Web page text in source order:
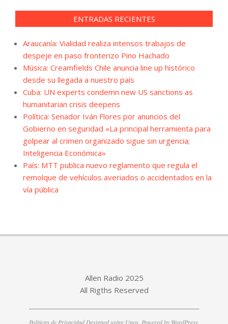
ENTRADAS RECIENTES
Araucanía: Vialidad realiza intensos trabajos de
despeje en paso fronterizo Pino Hachado
Música: Creamfields Chile anuncia line up histórico
desde su llegada a nuestro país
Cuba: UN experts condemn new US sanctions as
humanitarian crisis deepens
Política: Senador Iván Flores por anuncios del
Gobierno en seguridad «La principal herramienta para
golpear al crimen organizado sigue sin urgencia;
Inteligencia Económica»
País: MTT publica nuevo reglamento que regula el
remolque de vehículos averiados o accidentados en la
vía pública
Allen Radio 2025
All Rigths Reserved
Politicas de PrivacidadDesigned using Unos. Powered by WordPress.